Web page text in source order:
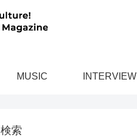
MUSIC INTERVIEW
検索